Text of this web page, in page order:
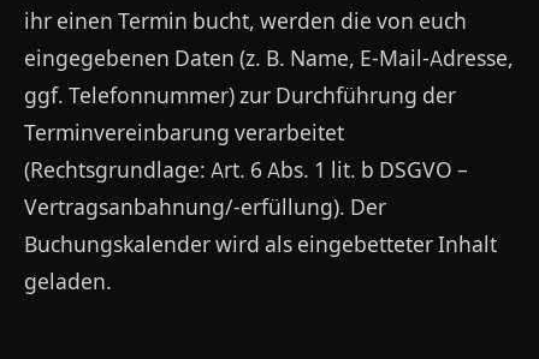
ihr einen Termin bucht, werden die von euch
eingegebenen Daten (z. B. Name, E-Mail-Adresse,
ggf. Telefonnummer) zur Durchführung der
Terminvereinbarung verarbeitet
(Rechtsgrundlage: Art. 6 Abs. 1 lit. b DSGVO –
Vertragsanbahnung/-erfüllung). Der
Buchungskalender wird als eingebetteter Inhalt
geladen.